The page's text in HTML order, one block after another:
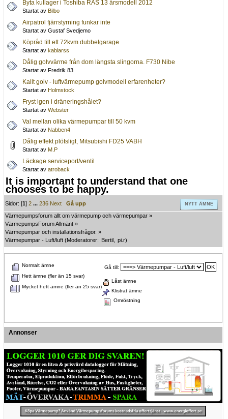
Byta kullager i Toshiba RAS 13 årsmodell 2012
Startat av Bilbo
Airpatrol fjärrstyrning funkar inte
Startat av Gustaf Svedjemo
Köpråd till ett 72kvm dubbelgarage
Startat av kablarss
Dålig golvvärme från dom längsta slingorna. F730 Nibe
Startat av Fredrik 83
Kallt golv - luftvärmepump golvmodell erfarenheter?
Startat av Holmstock
Fryst igen i dräneringshålet?
Startat av Webster
Val mellan olika värmepumpar till 50 kvm
Startat av Nabben4
Dålig effekt plötsligt, Mitsubishi FD25 VABH
Startat av M.P
Läckage serviceport/ventil
Startat av atroback
It is important to understand that one
chooses to be happy.
NYTT ÄMNE
Sidor: [1]2 ...236 Next
Gå upp
Värmepumpsforum allt om värmepump och värmepumpar »
VärmepumpsForum Allmänt »
Värmepumpar och installationsfrågor. »
Värmepumpar - Luft/luft (Moderatorer: Bertil pi.r)
Gå till:
Normalt ämne
Hett ämne (fler än 15 svar)
Mycket hett ämne (fler än 25 svar)
Låst ämne
Klistrat ämne
Omröstning
Annonser